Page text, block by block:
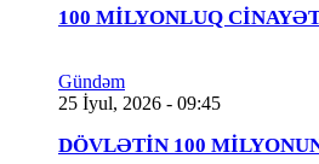
100 MİLYONLUQ
Gündəm
25 İyul, 2026 - 09:45
DÖVLƏTİN 100